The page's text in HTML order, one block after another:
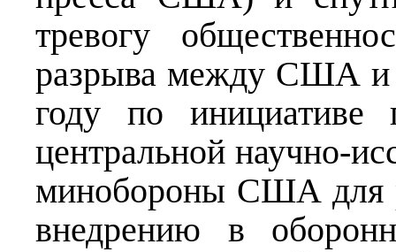
тревогу
разрыва между США и
году по инициативе
центральной научно-
минобороны США для
внедрению в